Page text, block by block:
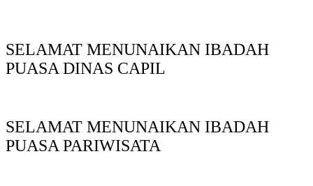
SELAMAT MENUNAIKAN IBADAH
PUASA DINAS CAPIL
SELAMAT MENUNAIKAN IBADAH
PUASA PARIWISATA